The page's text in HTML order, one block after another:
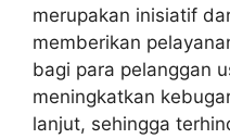
merupakan inisiatif
memberikan
bagi para pelanggan
meningkatkan
lanjut, sehingga